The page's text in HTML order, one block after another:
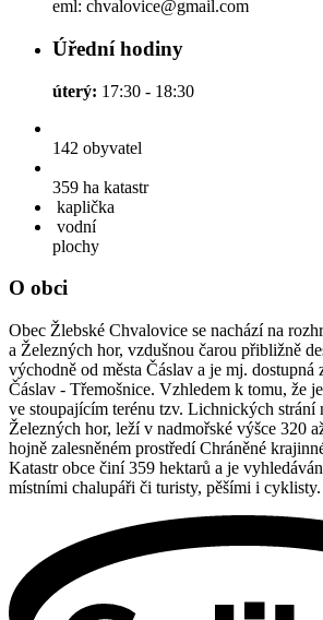
eml: chvalovice@gmail.com
Úřední hodiny
úterý: 17:30 - 18:30
142 obyvatel
359 ha katastr
kaplička
vodní
plochy
O obci
Obec Žlebské Chvalovice se nachází na
a Železných hor, vzdušnou čarou přibližně
východně od města Čáslav a je mj. dostupná
Čáslav - Třemošnice. Vzhledem k tomu, že
ve stoupajícím terénu tzv. Lichnických strání
Železných hor, leží v nadmořské výšce 320
hojně zalesněném prostředí Chráněné
Katastr obce činí 359 hektarů a je
místními chalupáři či turisty, pěšími i cyklisty.